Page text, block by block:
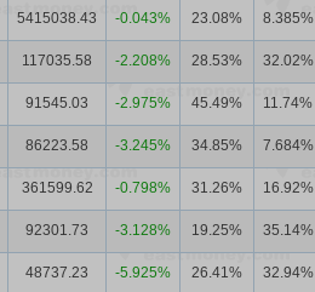
5415038.43 -0.043% 23.08% 8.385%
117035.58 -2.208% 28.53% 32.02%
91545.03 -2.975% 45.49% 11.74%
86223.58 -3.245% 34.85% 7.684%
361599.62 -0.798% 31.26% 16.92%
92301.73 -3.128% 19.25% 35.14%
48737.23 -5.925% 26.41% 32.94%